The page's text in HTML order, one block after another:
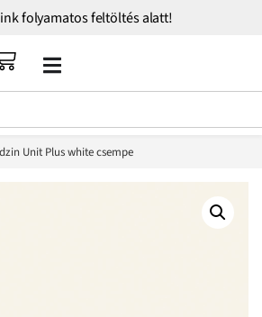
folyamatos feltöltés alatt!
Unit Plus white csempe